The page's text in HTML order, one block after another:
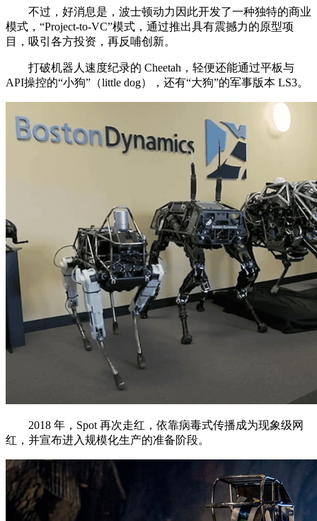
不过，好消息是，波士顿动力因此开发了一种独特的商业
模式，“Project-to-VC”模式，通过推出具有震撼力的原型项
目，吸引各方投资，再反哺创新。
打破机器人速度纪录的 Cheetah，轻便还能通过平板与
API操控的“小狗”（little dog），还有“大狗”的军事版本 LS3。
2018 年，Spot 再次走红，依靠病毒式传播成为现象级网
红，并宣布进入规模化生产的准备阶段。